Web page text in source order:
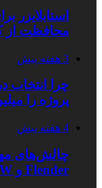
استابلایزر
محافظت از
3 هفته پیش
چرا انتخاب
پروژه را
4 هفته پیش
چالش‌های
Flender و SEW تا تولیدکنندگان تخصصی ایرانی